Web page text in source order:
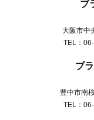
ブ
大阪市中
TEL：
ブ
豊中市南
TEL：